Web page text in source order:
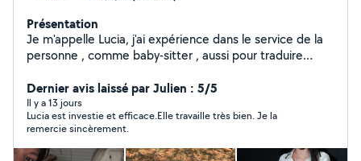
Présentation
Je m'appelle Lucia, j'ai expérience dans le service de la
personne , comme baby-sitter , aussi pour traduire
français, aussi par faire des devoirs en espagnol par
l'école. J'ai travaillé comme garde de chats et chiens , je
suis très gentil, disponible ,de confiance et efficace . J'ai
aussi travaillé plusieurs fois comme mannequin de
photos.
Dernier avis laissé par Julien : 5/5
Il y a 13 jours
Lucia est investie et efficace.Elle travaille très bien. Je la
remercie sincèrement.